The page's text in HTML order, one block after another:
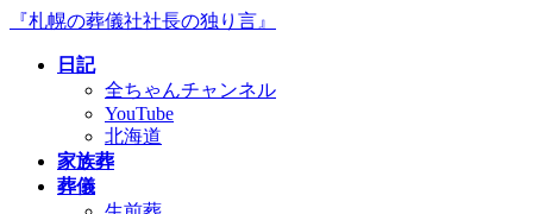
コ
ナ
『札幌の葬儀社社長の独り言』
日記
全ちゃんチャンネル
YouTube
北海道
家族葬
葬儀